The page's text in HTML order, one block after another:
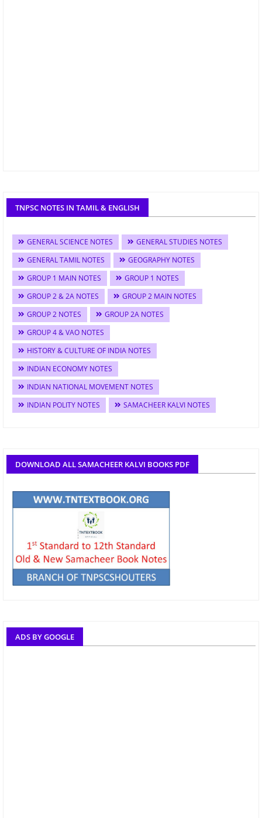
TNPSC NOTES IN TAMIL & ENGLISH
GENERAL SCIENCE NOTES
GENERAL STUDIES NOTES
GENERAL TAMIL NOTES
GEOGRAPHY NOTES
GROUP 1 MAIN NOTES
GROUP 1 NOTES
GROUP 2 & 2A NOTES
GROUP 2 MAIN NOTES
GROUP 2 NOTES
GROUP 2A NOTES
GROUP 4 & VAO NOTES
HISTORY & CULTURE OF INDIA NOTES
INDIAN ECONOMY NOTES
INDIAN NATIONAL MOVEMENT NOTES
INDIAN POLITY NOTES
SAMACHEER KALVI NOTES
DOWNLOAD ALL SAMACHEER KALVI BOOKS PDF
ADS BY GOOGLE